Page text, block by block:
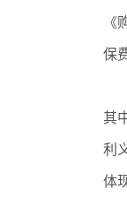
保
其
利
体